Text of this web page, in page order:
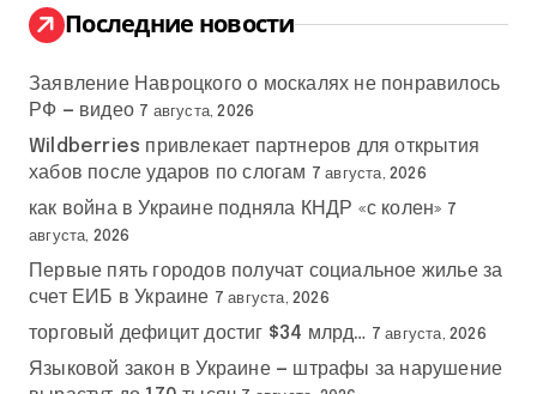
:
Последние новости
Заявление Навроцкого о москалях не понравилось
РФ — видео 7 августа, 2026
Wildberries привлекает партнеров для открытия
хабов после ударов по слогам 7 августа, 2026
как война в Украине подняла КНДР «с колен» 7
августа, 2026
Первые пять городов получат социальное жилье за
счет ЕИБ в Украине 7 августа, 2026
торговый дефицит достиг $34 млрд… 7 августа, 2026
Языковой закон в Украине — штрафы за нарушение